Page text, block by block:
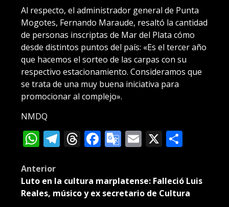
Al respecto, el administrador general de Punta
Mogotes, Fernando Maraude, resaltó la cantidad
de personas inscriptas de Mar del Plata cómo
desde distintos puntos del país: «Es el tercer año
que hacemos el sorteo de las carpas con su
respectivo estacionamiento. Consideramos que
se trata de una muy buena iniciativa para
promocionar al complejo».
NMDQ
WhatsApp
Telegram
Threads
Facebook
Google
Email
X
Post
navigation
Anterior
Luto en la cultura marplatense: Falleció Luis
Reales, músico y ex secretario de Cultura